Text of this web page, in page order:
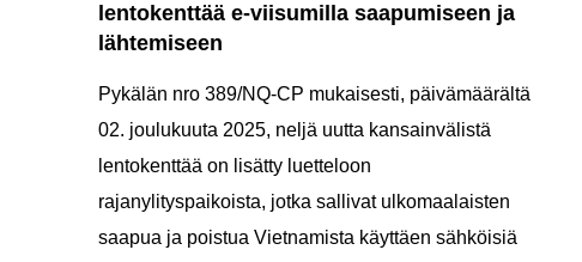
lentokenttää e-viisumilla saapumiseen ja
lähtemiseen
Pykälän nro 389/NQ-CP mukaisesti, päivämäärältä
02. joulukuuta 2025, neljä uutta kansainvälistä
lentokenttää on lisätty luetteloon
rajanylityspaikoista, jotka sallivat ulkomaalaisten
saapua ja poistua Vietnamista käyttäen sähköisiä